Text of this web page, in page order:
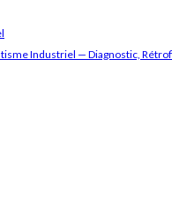
Industriel — Diagnostic,